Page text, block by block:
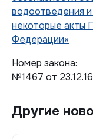
водоотведения
некоторые акты
Федерации»
Номер закона:
№1467 от 23.12.16
Другие